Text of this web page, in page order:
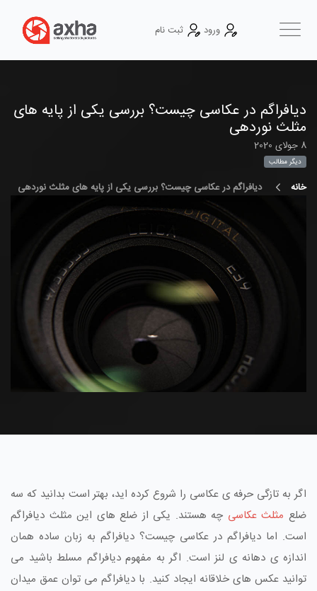
ورود ثبت نام
دیافراگم در عکاسی چیست؟ بررسی یکی از پایه های
مثلث نوردهی
8 جولای 2020
دیگر مطالب
خانه دیافراگم در عکاسی چیست؟ بررسی یکی از پایه های مثلث نوردهی
اگر به تازگی حرفه ی عکاسی را شروع کرده اید، بهتر است بدانید که سه
ضلع مثلث عکاسی چه هستند. یکی از ضلع های این مثلث دیافراگم
است. اما دیافراگم در عکاسی چیست؟ دیافراگم به زبان ساده همان
اندازه ی دهانه ی لنز است. اگر به مفهوم دیافراگم مسلط باشید می
توانید عکس های خلاقانه ایجاد کنید. با دیافراگم می توان عمق میدان